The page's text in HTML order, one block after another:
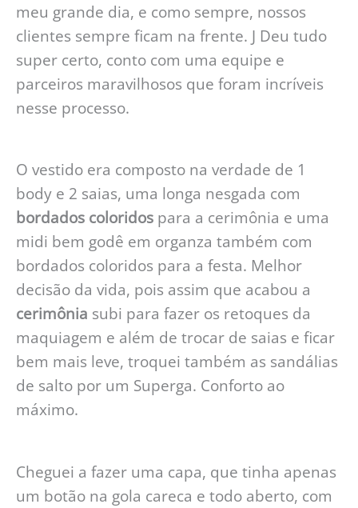
meu grande dia, e como sempre, nossos
clientes sempre ficam na frente. J Deu tudo
super certo, conto com uma equipe e
parceiros maravilhosos que foram incríveis
nesse processo.
O vestido era composto na verdade de 1
body e 2 saias, uma longa nesgada com
bordados coloridos para a cerimônia e uma
midi bem godê em organza também com
bordados coloridos para a festa. Melhor
decisão da vida, pois assim que acabou a
cerimônia subi para fazer os retoques da
maquiagem e além de trocar de saias e ficar
bem mais leve, troquei também as sandálias
de salto por um Superga. Conforto ao
máximo.
Cheguei a fazer uma capa, que tinha apenas
um botão na gola careca e todo aberto, com